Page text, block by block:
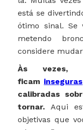
está se
ótimo sinal. Se
metendo
considere
Às vezes,
ficam inseguras
calibradas
tornar. Aqui
objetivas que